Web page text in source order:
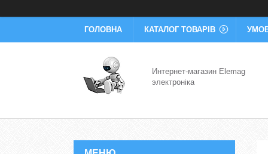
ГОЛОВНА КАТАЛОГ ТОВАРІВ
Интернет-магазин Elemag
электроніка